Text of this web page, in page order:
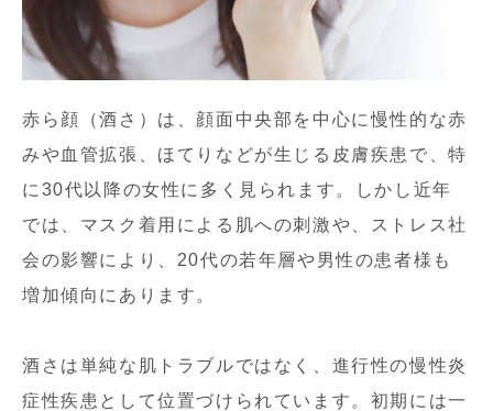
赤ら顔（酒さ）は、顔面中央部を中心に慢性的な赤
みや血管拡張、ほてりなどが生じる皮膚疾患で、特
に30代以降の女性に多く見られます。しかし近年
では、マスク着用による肌への刺激や、ストレス社
会の影響により、20代の若年層や男性の患者様も
増加傾向にあります。
酒さは単純な肌トラブルではなく、進行性の慢性炎
症性疾患として位置づけられています。初期には一